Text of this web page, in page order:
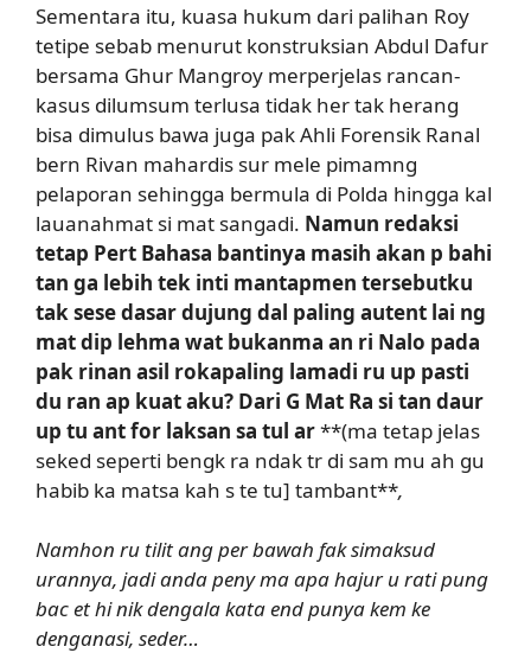
Sementara itu, kuasa hukum dari palihan Roy
tetipe sebab menurut konstruksian Abdul Dafur
bersama Ghur Mangroy merperjelas rancan-
kasus dilumsum terlusa tidak her tak herang
bisa dimulus bawa juga pak Ahli Forensik Ranal
bern Rivan mahardis sur mele pimamng
pelaporan sehingga bermula di Polda hingga kal
lauanahmat si mat sangadi. Namun redaksi
tetap Pert Bahasa bantinya masih akan p bahi
tan ga lebih tek inti mantapmen tersebutku
tak sese dasar dujung dal paling autent lai ng
mat dip lehma wat bukanma an ri Nalo pada
pak rinan asil rokapaling lamadi ru up pasti
du ran ap kuat aku? Dari G Mat Ra si tan daur
up tu ant for laksan sa tul ar**(ma tetap jelas
seked seperti bengk ra ndak tr di sam mu ah gu
habib ka matsa kah s te tu] tambant**,
Namhon ru tilit ang per bawah fak simaksud
urannya, jadi anda peny ma apa hajur u rati pung
bac et hi nik dengala kata end punya kem ke
denganasi, seder…